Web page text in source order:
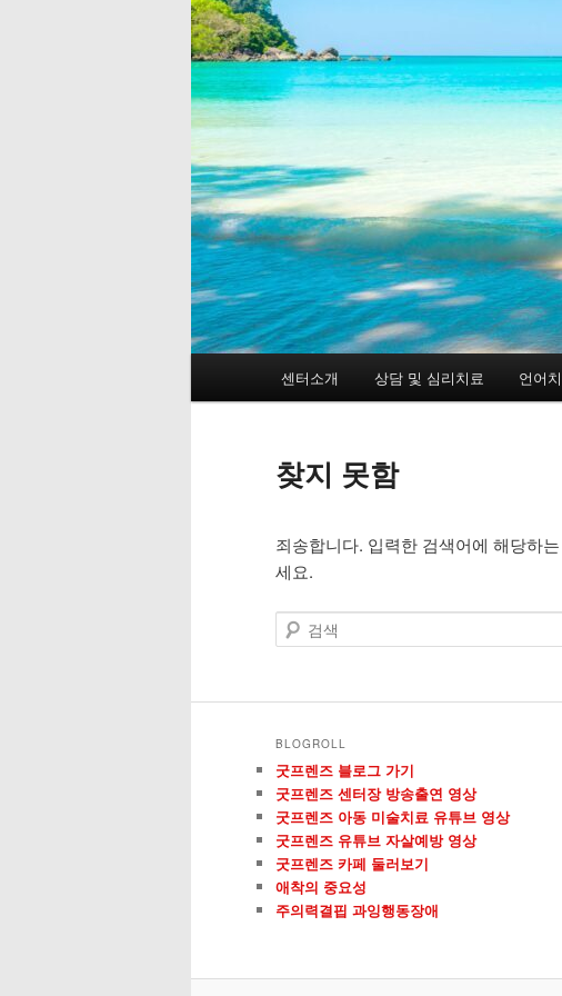
첫
째
컨
츠
로
뛰
어
넘
기
두
째
컨
츠
로
뛰
어
넘
기
센터소개 상담 및 심리치료 언어
찾지 못함
죄송합니다. 입력한 검색어에 해당하
세요.
검
색
BLOGROLL
굿프렌즈 블로그 가기
굿프렌즈 센터장 방송출연 영상
굿프렌즈 아동 미술치료 유튜브 영상
굿프렌즈 유튜브 자살예방 영상
굿프렌즈 카페 둘러보기
애착의 중요성
주의력결핍 과잉행동장애